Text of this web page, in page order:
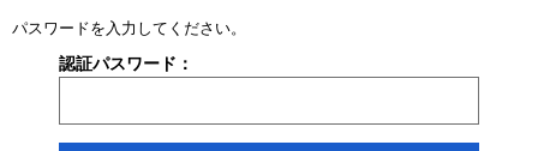
パスワードを入力してください。
認証パスワード：